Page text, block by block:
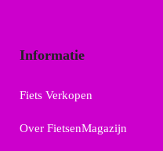
Informatie
Fiets Verkopen
Over FietsenMagazijn